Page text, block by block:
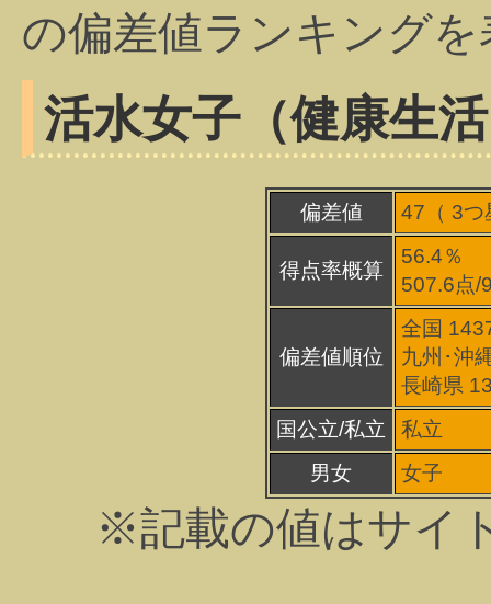
の偏差値ランキング
活水女子（健康生
偏差値 47（ 3つ
得点率概算
56.4％
507.6点/
偏差値順位
全国
九州･沖
長崎県
国公立/私立
私立
男女
女子
※記載の値はサイ